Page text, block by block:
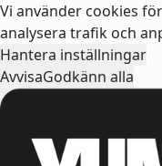
Vi använder cookies
analysera trafik och
Hantera inställningar
AvvisaGodkänn alla